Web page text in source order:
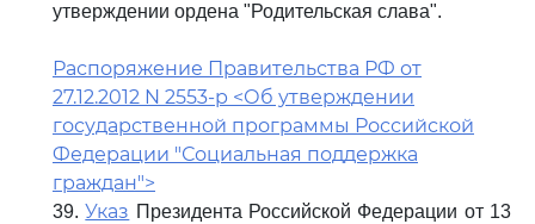
утверждении ордена "Родительская слава".
Распоряжение Правительства РФ от
27.12.2012 N 2553-р <Об утверждении
государственной программы Российской
Федерации "Социальная поддержка
граждан">
39.Указ Президента Российской Федерации от 13